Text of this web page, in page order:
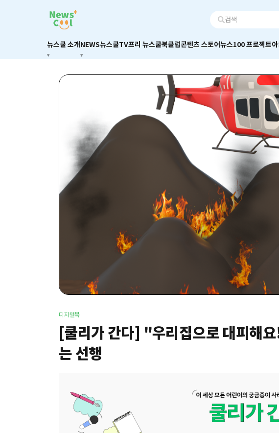
뉴스쿨 소개NEWS뉴스쿨TV프리 뉴스쿨북클럽콘텐츠 스토어뉴스100 프로젝트
디지털북
[쿨리가 간다] "우리집으로 대피해
는 선행